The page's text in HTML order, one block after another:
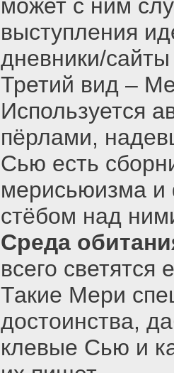
может с ним
выступления
дневники/
Третий вид –
Используется
пёрлами,
Сью есть
мерисьюизма
стёбом над
Среда
всего светятся
Такие Мери
достоинства,
клевые Сью и